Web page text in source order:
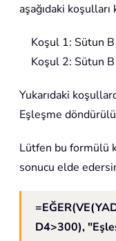
aşağıdaki
Koşul 1: Sütun B
Koşul 2: Sütun
Yukarıdaki
Eşleşme
Lütfen bu formülü
sonucu elde
D4>300),